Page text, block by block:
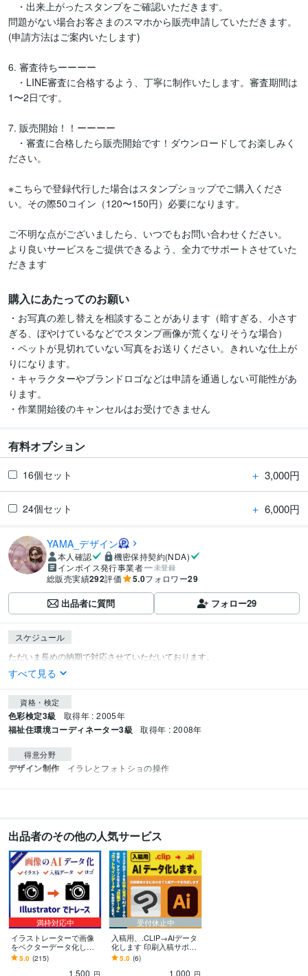
問題がない場合お客さまのスマホから販売申請していただきます。
(申請方法はご案内いたします)
6. 審査待ちーーーー
1〜2日です。
7. 販売開始！！ーーーー
ださい。
※こちらで登録代行した場合はスタンプショップでご購入くださ
い。その際50コイン（120〜150円）必要になります。
ご不明な点がございましたら、いつでもお問い合わせください。
より良いサービスをご提供できるよう、全力でサポートさせていた
だきます
購入にあたってのお願い
・お写真の差し替えを相談することがあります（暗すぎる、小さす
ぎる、ぼやけているなどでスタンプ画像が荒くなりそうな場合）
・ペットが見切れていない写真をお送りください。きれいな仕上が
りになります。
・キャラクターやブランドロゴなどは申請を通過しない可能性があ
ります。
・作業開始後のキャンセルはお受けできません
有料オプション
16個セット ＋ 3,000円
24個セット ＋ 6,000円
YAMA_デザイン
本人確認
機密保持契約(NDA)
インボイス発行事業者
未登録
総販売実績292評価 5.0フォロワー29
出品者に質問 フォロー29
スケジュール
すべて見る
資格・検定
色彩検定3級 取得年 : 2005年
福祉住環境コーディネーター3級 取得年 : 2008年
得意分野
デザイン制作 イラレとフォトショの操作
出品者のその他の人気サービス
満枠対応中
イラストレーターで画像
をベクターデータ化しま
す 生成AIロゴのai、WEB
用SVG、PNG→ai
5.0 (215)
1,500 円
受付休止中
入稿用、.CLIP→AIデータ
化します 印刷入稿サポー
ト、クリスタデータ変
換。白版も対応します。
5.0 (6)
1,000 円